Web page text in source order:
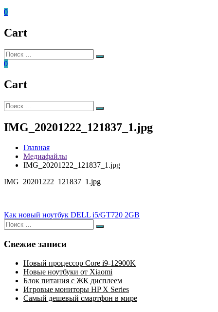
0
Cart
Искать:
Поиск
0
Cart
Искать:
Поиск
IMG_20201222_121837_1.jpg
Главная
Медиафайлы
IMG_20201222_121837_1.jpg
IMG_20201222_121837_1.jpg
Навигация
по
записям
Как новый ноутбук DELL i5/GT720 2GB
Искать:
Поиск
Свежие записи
Новый процессор Core i9-12900K
Новые ноутбуки от Xiaomi
Блок питания с ЖК дисплеем
Игровые мониторы HP X Series
Самый дешевый смартфон в мире